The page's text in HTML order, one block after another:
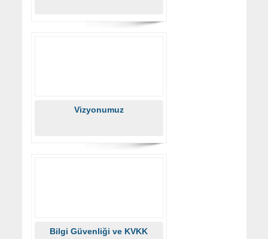
Vizyonumuz
Bilgi Güvenliği ve KVKK